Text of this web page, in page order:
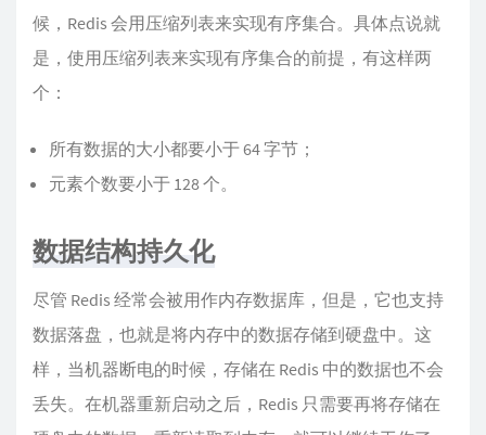
候，Redis 会用压缩列表来实现有序集合。具体点说就
是，使用压缩列表来实现有序集合的前提，有这样两
个：
所有数据的大小都要小于 64 字节；
元素个数要小于 128 个。
数据结构持久化
尽管 Redis 经常会被用作内存数据库，但是，它也支持
数据落盘，也就是将内存中的数据存储到硬盘中。这
样，当机器断电的时候，存储在 Redis 中的数据也不会
丢失。在机器重新启动之后，Redis 只需要再将存储在